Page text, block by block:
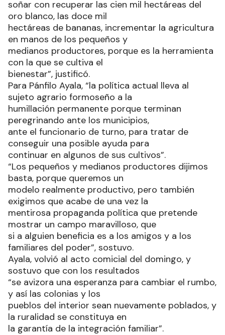
soñar con recuperar las cien mil hectáreas del
oro blanco, las doce mil
hectáreas de bananas, incrementar la agricultura
en manos de los pequeños y
medianos productores, porque es la herramienta
con la que se cultiva el
bienestar”, justificó.
Para Pánfilo Ayala, “la política actual lleva al
sujeto agrario formoseño a la
humillación permanente porque terminan
peregrinando ante los municipios,
ante el funcionario de turno, para tratar de
conseguir una posible ayuda para
continuar en algunos de sus cultivos”.
“Los pequeños y medianos productores dijimos
basta, porque queremos un
modelo realmente productivo, pero también
exigimos que acabe de una vez la
mentirosa propaganda política que pretende
mostrar un campo maravilloso, que
si a alguien beneficia es a los amigos y a los
familiares del poder”, sostuvo.
Ayala, volvió al acto comicial del domingo, y
sostuvo que con los resultados
“se avizora una esperanza para cambiar el rumbo,
y así las colonias y los
pueblos del interior sean nuevamente poblados, y
la ruralidad se constituya en
la garantía de la integración familiar”.